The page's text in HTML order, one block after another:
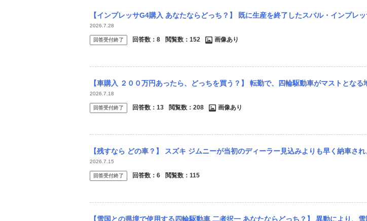
【インプレッサG4購入 あなたならどっち？】 既に生産を終了したスバル・インプレッサG4を購入しようと、一昨年から走行距離の浅い、程度の良い車両を探しています。 その
2026.7.28
回答受付終了 回答数： 8 閲覧数： 152
画像あり
【車購入 ２００万円あったら、どっちを買う？】 転勤で、四輪駆動車がマストとなる地域（新潟県の県境）へ異動します。 選択肢は２つ A.スズキ・ジムニー（JB64
2026.7.18
回答受付終了 回答数： 13 閲覧数： 208
画像あり
【残すなら どの車？】 スズキ ジムニーが当初のディーラー見込みよりも早く納車され、あろうことか４台持ちになってしまいました。 1.BMW １２０iクーペ（
2026.7.15
回答受付終了 回答数： 6 閲覧数： 115
【雪国との県境で使用する四輪駆動車 二者択一 あなたならどっち？】 異動により、雪国との県境に赴任します。 大雪は降らないものの、そこそこ雪は降り、冬場の路面凍結防